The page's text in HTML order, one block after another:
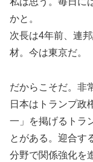
かと。
次長は4年前、連
材。今は東京だ。
だからこそだ。非
日本はトランプ政
一」を掲げるトラ
とがある。迎合す
分野で関係強化を